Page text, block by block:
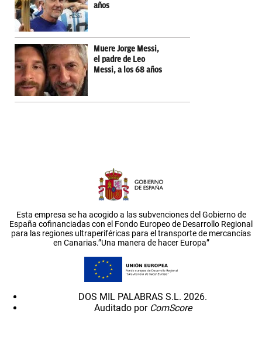
años
Muere Jorge Messi,
el padre de Leo
Messi, a los 68 años
Esta empresa se ha acogido a las subvenciones del Gobierno de
España cofinanciadas con el Fondo Europeo de Desarrollo Regional
para las regiones ultraperiféricas para el transporte de mercancías
en Canarias.”Una manera de hacer Europa”
DOS MIL PALABRAS S.L. 2026.
Auditado por ComScore